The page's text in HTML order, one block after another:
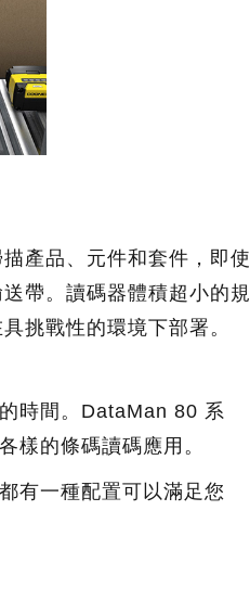
產品、元件和套件，即使
帶。讀碼器體積超小的規
挑戰性的環境下部署。
時間。DataMan 80 系
樣的條碼讀碼應用。
有一種配置可以滿足您